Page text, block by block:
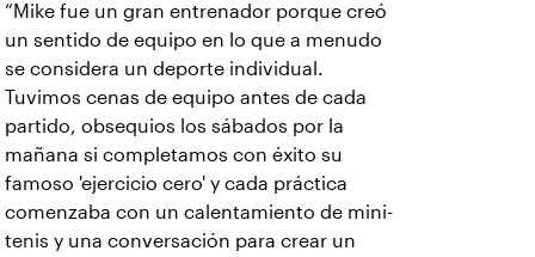
“Mike fue un gran entrenador porque creó
un sentido de equipo en lo que a menudo
se considera un deporte individual.
Tuvimos cenas de equipo antes de cada
partido, obsequios los sábados por la
mañana si completamos con éxito su
famoso 'ejercicio cero' y cada práctica
comenzaba con un calentamiento de mini-
tenis y una conversación para crear un